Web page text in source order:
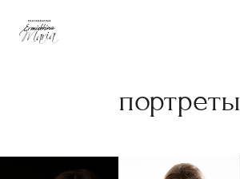
портреты